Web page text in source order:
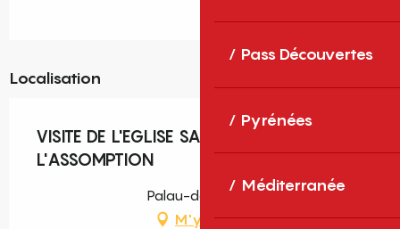
Pass Découvertes
Pyrénées
Méditerranée
Localisation
VISITE DE L'EGLISE SAINTE MARIE DE
L'ASSOMPTION
Palau-del-Vidre
M'y rendre